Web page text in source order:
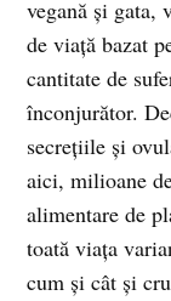
vegană și gata,
de viață bazat
cantitate de
înconjurător.
secrețiile și
aici, milioane
alimentare de
toată viața
cum și cât și